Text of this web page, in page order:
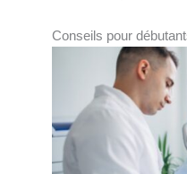
Conseils pour